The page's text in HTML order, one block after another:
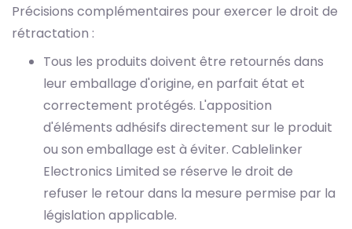
Précisions complémentaires pour exercer le droit de
rétractation :
Tous les produits doivent être retournés dans
leur emballage d'origine, en parfait état et
correctement protégés. L'apposition
d'éléments adhésifs directement sur le produit
ou son emballage est à éviter. Cablelinker
Electronics Limited se réserve le droit de
refuser le retour dans la mesure permise par la
législation applicable.